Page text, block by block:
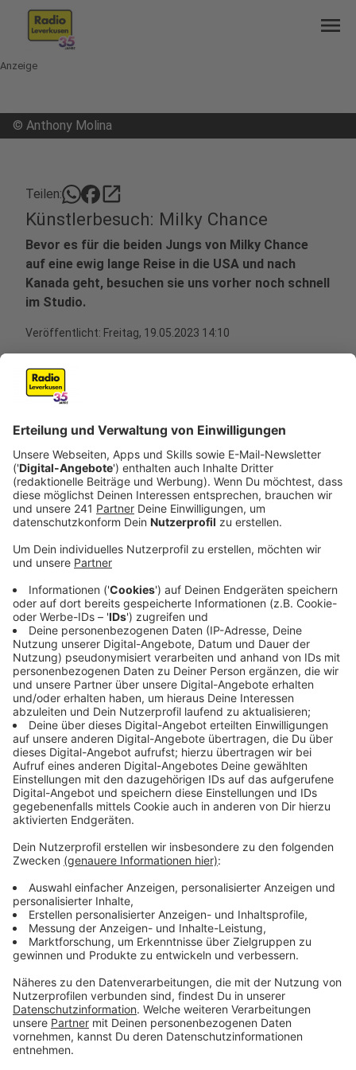
menu
Anzeige
© Anthony Molina
Teilen: open_in_new
Künstlerbesuch: Milky Chance
Bevor es für die beiden Jungs von Milky Chance
auf eine ewig lange Reise in die USA und nach
Kanada geht, besuchen sie uns vorher noch schnell
im Studio.
Veröffentlicht: Freitag, 19.05.2023 14:10
Anzeige
Der Frühling steht in den Startlöchern, der Sommer ist
eigentlich auch schon greifbar nah. Meistens läutet
der Wechsel vom Mai in den Juni die Festivalsaison in
Deutschland und Europa ein, doch die findet in diesem
Jahr erst einmal ohne Clemens und Philipp statt. Milky
Chance ist ab dem 27. Mai nämlich zu Gast in diversen
Städten der USA und Kanada. Eine waschechte
Nordamerika steht ihnen bevor, erste Auftritte sind
schon ausverkauft, so beispielsweise in New York oder
Seattle.
Außerdem steht für alle Fans von Milky Chance noch
ein weiteres Highlight kurz bevor. Am 9. Juni kommt
mit "Living in a Haze" das neue Album auf den Markt.
Erste Leadsingles haben die beiden schon
veröffentlicht.
Über all das müssen wir mit ihnen sprechen und freuen
uns, dass sie, kurz bevor sie über den großen Teich
fliegen, uns besuchen. Das Interview mit Milky Chance
hört ihr im Anschluss hier.